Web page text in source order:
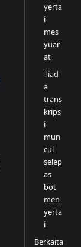
yerta
i
mes
yuar
at
Tiad
a
trans
krips
i
mun
cul
selep
as
bot
men
yerta
i
Berkaita